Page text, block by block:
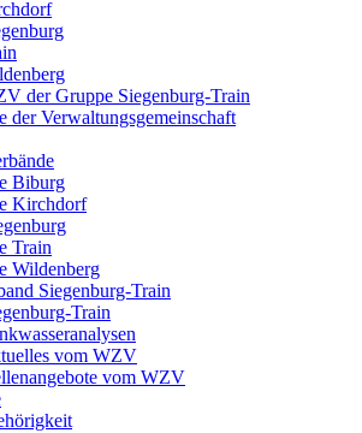
der Gruppe Siegenburg-Train
der Verwaltungsgemeinschaft
Biburg
Kirchdorf
Train
Wildenberg
Siegenburg-Train
Train
vom WZV
vom WZV